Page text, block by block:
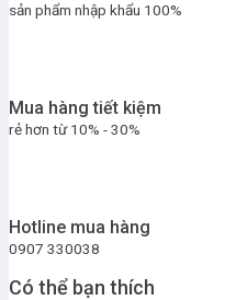
sản phẩm nhập khẩu 100%
Mua hàng tiết kiệm
rẻ hơn từ 10% - 30%
Hotline mua hàng
0907 330038
Có thể bạn thích